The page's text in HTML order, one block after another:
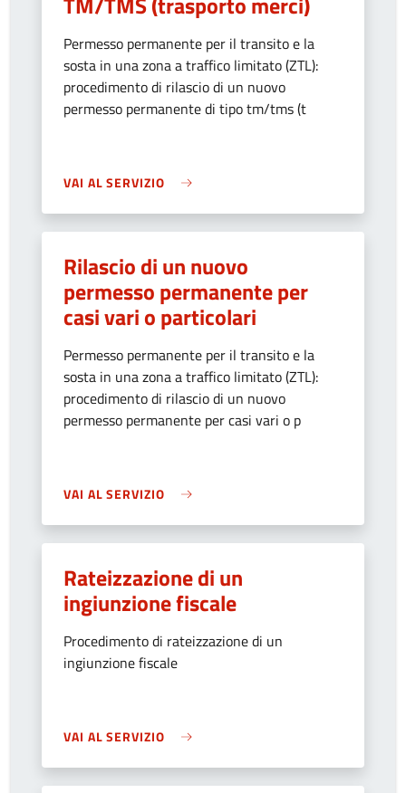
Permesso permanente per il transito e la
sosta in una zona a traffico limitato (ZTL):
procedimento di rilascio di un nuovo
permesso permanente di tipo tm/tms (t
VAI AL SERVIZIO
Rilascio di un nuovo
permesso permanente per
casi vari o particolari
Permesso permanente per il transito e la
sosta in una zona a traffico limitato (ZTL):
procedimento di rilascio di un nuovo
permesso permanente per casi vari o p
VAI AL SERVIZIO
Rateizzazione di un
ingiunzione fiscale
Procedimento di rateizzazione di un
ingiunzione fiscale
VAI AL SERVIZIO